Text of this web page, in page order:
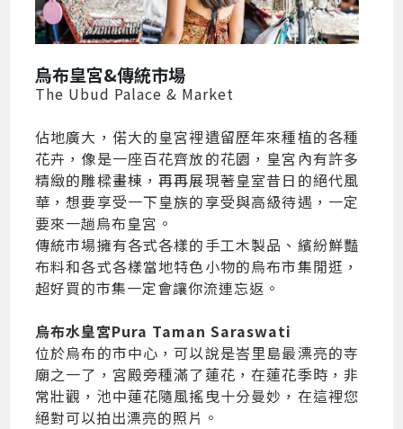
烏布皇宮&傳統市場
The Ubud Palace & Market
佔地廣大，偌大的皇宮裡遺留歷年來種植的各種
花卉，像是一座百花齊放的花園，皇宮內有許多
精緻的雕樑畫棟，再再展現著皇室昔日的絕代風
華，想要享受一下皇族的享受與高級待遇，一定
要來一趟烏布皇宮。
傳統市場擁有各式各樣的手工木製品、繽紛鮮豔
布料和各式各樣當地特色小物的烏布市集閒逛，
超好買的市集一定會讓你流連忘返。
烏布水皇宮Pura Taman Saraswati
位於烏布的市中心，可以說是峇里島最漂亮的寺
廟之一了，宮殿旁種滿了蓮花，在蓮花季時，非
常壯觀，池中蓮花隨風搖曳十分曼妙，在這裡您
絕對可以拍出漂亮的照片。